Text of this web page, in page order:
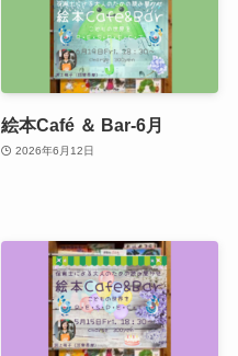
絵本Café ＆ Bar-6月
2026年6月12日